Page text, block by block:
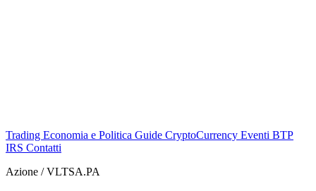
Trading Economia e Politica Guide CryptoCurrency Eventi BTP
IRS Contatti
Azione / VLTSA.PA